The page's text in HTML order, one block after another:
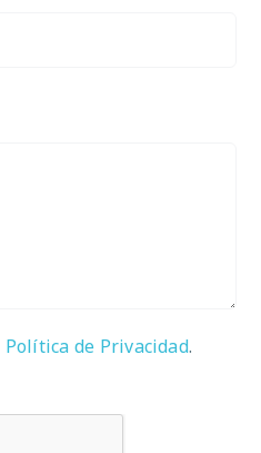
Política de Privacidad.